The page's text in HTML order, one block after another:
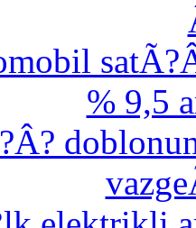
% 9,5